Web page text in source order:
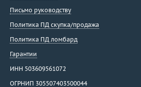
Письмо руководству
Политика ПД скупка/продажа
Политика ПД ломбард
Гарантии
ИНН 503609561072
ОГРНИП 305507403500044